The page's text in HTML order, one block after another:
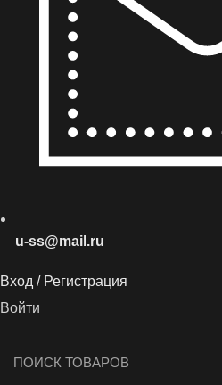
u-ss@mail.ru
Вход / Регистрация
Войти